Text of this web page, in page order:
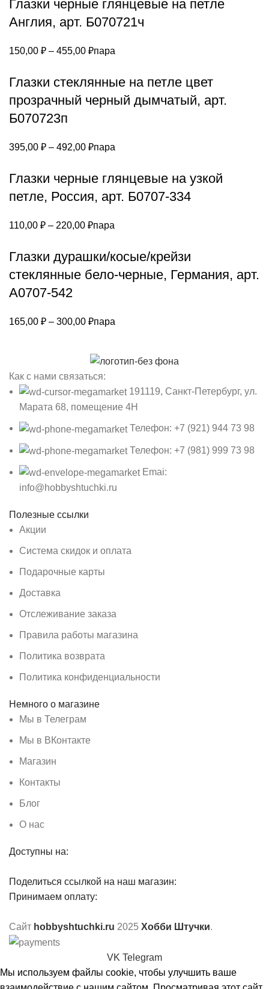
Глазки черные глянцевые на петле
Англия, арт. Б070721ч
150,00 ₽ – 455,00 ₽Диапазон
150,00 ₽
–
455,00 ₽
пара
Глазки стеклянные на петле цвет
прозрачный черный дымчатый, арт.
Б070723п
395,00 ₽ – 492,00 ₽Диапазон
395,00 ₽
–
492,00 ₽
пара
Глазки черные глянцевые на узкой
петле, Россия, арт. Б0707-334
110,00 ₽ – 220,00 ₽Диапазон
110,00 ₽
–
пара
Глазки дурашки/косые/крейзи
стеклянные бело-черные, Германия, арт.
А0707-542
165,00 ₽ – 300,00 ₽Диапазон
–
300,00 ₽
пара
Как с нами связаться:
191119, Санкт-Петербург, ул.
Марата 68, помещение 4Н
Телефон: +7 (921) 944 73 98
Телефон: +7 (981) 999 73 98
Emai:
info@hobbyshtuchki.ru
Полезные ссылки
Акции
Система скидок и оплата
Подарочные карты
Доставка
Отслеживание заказа
Правила работы магазина
Политика возврата
Политика конфиденциальности
Немного о магазине
Мы в Телеграм
Мы в ВКонтакте
Магазин
Контакты
Блог
О нас
Доступны на:
Поделиться ссылкой на наш магазин:
Принимаем оплату:
Сайт hobbyshtuchki.ru 2025 Хобби Штучки.
VK Telegram
Мы используем файлы cookie, чтобы улучшить ваше